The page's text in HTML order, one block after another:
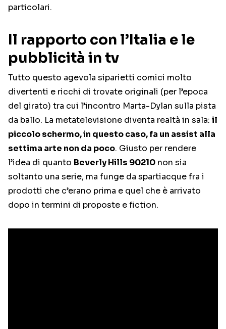
particolari.
Il rapporto con l’Italia e le
pubblicità in tv
Tutto questo agevola siparietti comici molto
divertenti e ricchi di trovate originali (per l’epoca
del girato) tra cui l’incontro Marta-Dylan sulla pista
da ballo. La metatelevisione diventa realtà in sala: il
piccolo schermo, in questo caso, fa un assist alla
settima arte non da poco. Giusto per rendere
l’idea di quanto Beverly Hills 90210 non sia
soltanto una serie, ma funge da spartiacque fra i
prodotti che c’erano prima e quel che è arrivato
dopo in termini di proposte e fiction.